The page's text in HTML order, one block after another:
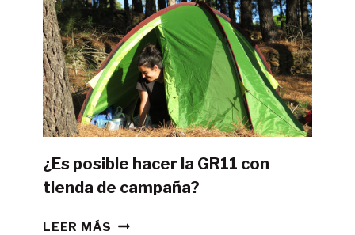
¿Es posible hacer la GR11 con
tienda de campaña?
LEER MÁS ¿ES